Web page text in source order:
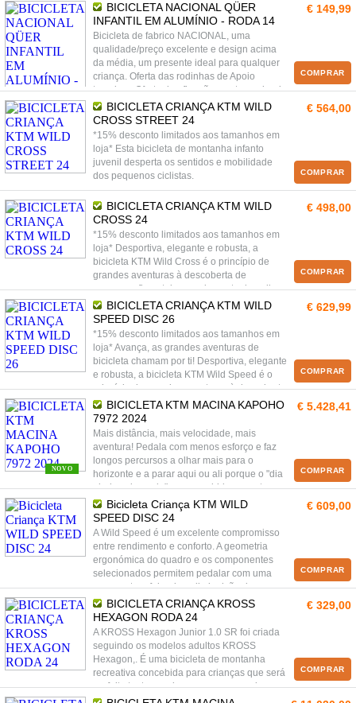
BICICLETA NACIONAL QÜER
INFANTIL EM ALUMÍNIO - RODA 14
Bicicleta de fabrico NACIONAL, uma
qualidade/preço excelente e design acima
da média, um presente ideal para qualquer
criança. Oferta das rodinhas de Apoio
traseiras. Oferta de afinações ao tamanho da
criança assim como futuras afinações de
tamanho.
€ 149,99
COMPRAR
BICICLETA CRIANÇA KTM WILD
CROSS STREET 24
*15% desconto limitados aos tamanhos em
loja* Esta bicicleta de montanha infanto
juvenil desperta os sentidos e mobilidade
dos pequenos ciclistas.
€ 564,00
COMPRAR
BICICLETA CRIANÇA KTM WILD
CROSS 24
*15% desconto limitados aos tamanhos em
loja* Desportiva, elegante e robusta, a
bicicleta KTM Wild Cross é o princípio de
grandes aventuras à descoberta de
percursos florestais num desporto de ar livre
saudável!
€ 498,00
COMPRAR
BICICLETA CRIANÇA KTM WILD
SPEED DISC 26
*15% desconto limitados aos tamanhos em
loja* Avança, as grandes aventuras de
bicicleta chamam por ti! Desportiva, elegante
e robusta, a bicicleta KTM Wild Speed é o
princípio de grandes aventuras à descoberta
de percursos florestais num desporto de ar
livre saudável!
€ 629,99
COMPRAR
NOVO
BICICLETA KTM MACINA KAPOHO
7972 2024
Mais distância, mais velocidade, mais
aventura! Pedala com menos esforço e faz
longos percursos a olhar mais para o
horizonte e a parar aqui ou ali porque o "dia
ainda vai a meio".. e nas subidas aponte
"por fora" porque tem uma pequena berma
mesmo a jeito para acelerar.. As elétricas
vão despertar ainda mais o ciclista que há
em si e só vai dar conta do quanto gosta de
andar de bicicleta.
€ 5.428,41
COMPRAR
Bicicleta Criança KTM WILD
SPEED DISC 24
A Wild Speed é um excelente compromisso
entre rendimento e conforto. A geometria
ergonómica do quadro e os componentes
selecionados permitem pedalar com uma
uma postura folgada e diminuição das
vibrações do terreno e do peso do corpo
sobre os pulsos.
€ 609,00
COMPRAR
BICICLETA CRIANÇA KROSS
HEXAGON RODA 24
A KROSS Hexagon Junior 1.0 SR foi criada
seguindo os modelos adultos KROSS
Hexagon,. É uma bicicleta de montanha
recreativa concebida para crianças que será
perfeita tanto em viagens para a escola
como durante viagens familiares de fim-de-
€ 329,00
COMPRAR